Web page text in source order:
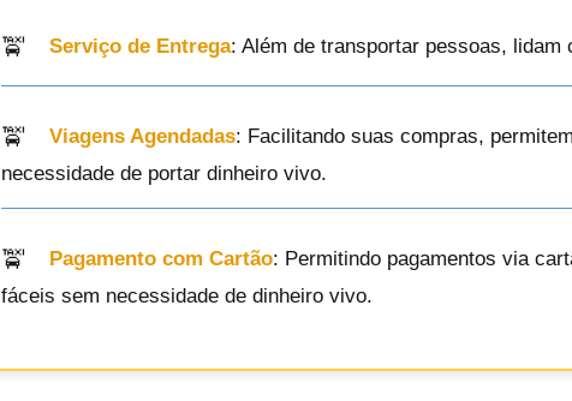
Serviço de Entrega: Além de transportar pessoas, lidam
Viagens Agendadas: Facilitando suas compras,
necessidade de portar dinheiro vivo.
Pagamento com Cartão: Permitindo pagamentos via
fáceis sem necessidade de dinheiro vivo.